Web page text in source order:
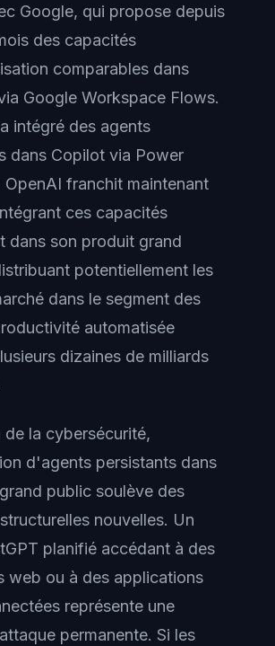
Google, qui propose depuis
des capacités
comparables dans
Google Workspace Flows.
intégré des agents
dans Copilot via Power
OpenAI franchit maintenant
ces capacités
dans son produit grand
potentiellement les
dans le segment des
automatisée
dizaines de milliards
de la cybersécurité,
d'agents persistants dans
public soulève des
nouvelles. Un
planifié accédant à des
web ou à des applications
représente une
permanente. Si les